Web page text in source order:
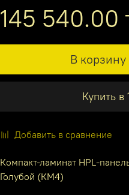
145 540.00
В корзину
Купить в
Добавить в сравнение
Компакт-ламинат HPL-
Голубой (КМ4)